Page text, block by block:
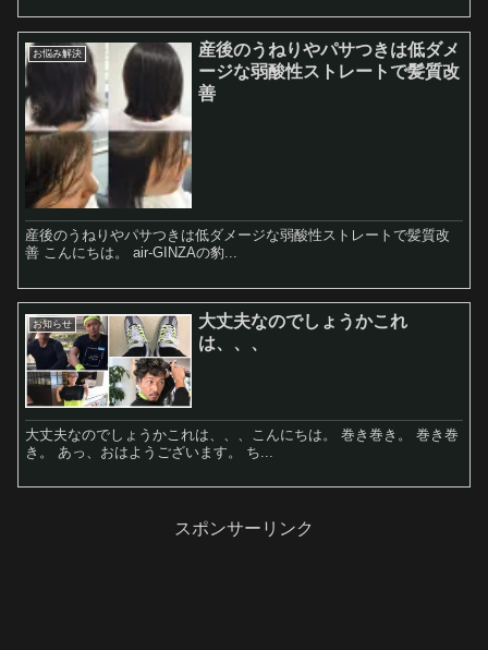
お悩み解決
産後のうねりやパサつきは低ダメ
ージな弱酸性ストレートで髪質改
善
産後のうねりやパサつきは低ダメージな弱酸性ストレートで髪質改
善 こんにちは。 air-GINZAの豹...
お知らせ
大丈夫なのでしょうかこれ
は、、、
大丈夫なのでしょうかこれは、、、こんにちは。 巻き巻き。 巻き巻
き。 あっ、おはようございます。 ち...
スポンサーリンク